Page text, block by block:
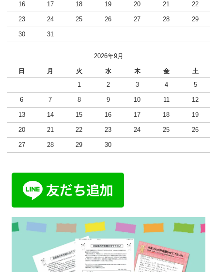
16 17 18 19 20 21 22
23 24 25 26 27 28 29
30 31
2026年9月
日 月 火 水 木 金
土
1
2 3 4 5
6 7 8 9 10 11 12
13 14 15 16 17 18 19
20 21 22 23 24 25 26
27 28 29 30